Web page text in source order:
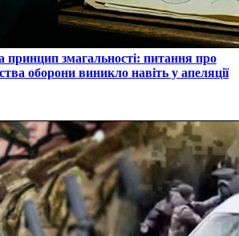
змагальності: питання про
оборони виникло навіть у апеляції